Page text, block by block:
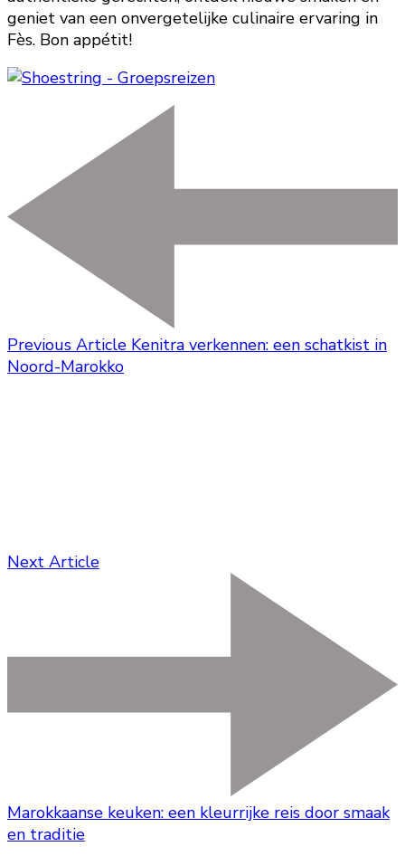
geniet van een onvergetelijke culinaire ervaring in
Fès. Bon appétit!
Previous Article Kenitra verkennen: een schatkist in
Noord-Marokko
Next Article
Marokkaanse keuken: een kleurrijke reis door smaak
en traditie